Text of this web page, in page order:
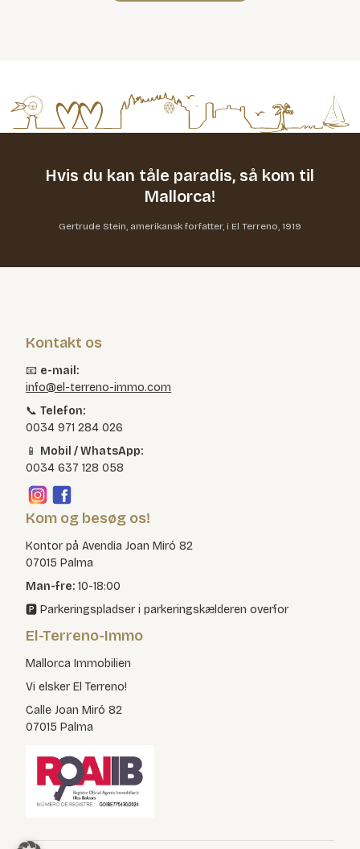
Hvis du kan tåle paradis, så kom til
Mallorca!
Gertrude Stein, amerikansk forfatter, i El Terreno, 1919
Kontakt os
📧 e-mail:
info@el-terreno-immo.com
📞Telefon:
0034 971 284 026
📱 Mobil / WhatsApp:
0034 637 128 058
Kom og besøg os!
Kontor på Avendia Joan Miró 82
07015 Palma
Man-fre: 10-18:00
🅿️ Parkeringspladser i parkeringskælderen overfor
El-Terreno-Immo
Mallorca Immobilien
Vi elsker El Terreno!
Calle Joan Miró 82
07015 Palma